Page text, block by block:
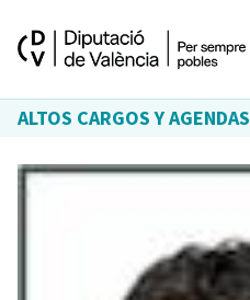
ALTOS CARGOS Y AGENDAS